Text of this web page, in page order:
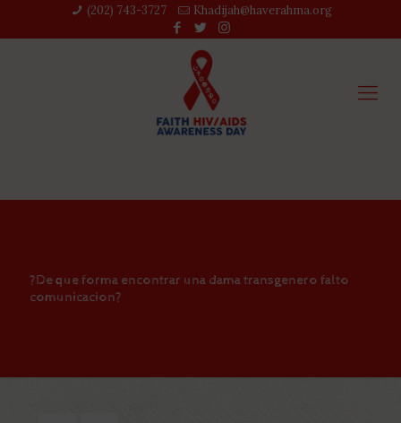
(202) 743-3727‬ Khadijah@haverahma.org
?De que forma encontrar una dama transgenero falto
comunicacion?